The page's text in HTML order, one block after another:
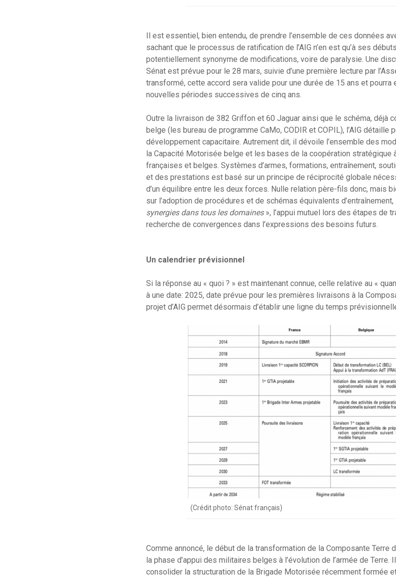
Il est essentiel, bien entendu, de prendre l’ensemble de ces données
sachant que le processus de ratification de l’AIG n’en est qu’à ses
potentiellement synonyme de modifications, voire de paralysie. Une
Sénat est prévue pour le 28 mars, suivie d’une première lecture par
transformé, cette accord sera valide pour une durée de 15 ans et pourra
nouvelles périodes successives de cinq ans.
Outre la livraison de 382 Griffon et 60 Jaguar ainsi que le schéma, déjà
belge (les bureau de programme CaMo, CODIR et COPIL), l’AIG détaille
développement capacitaire. Autrement dit, il dévoile l’ensemble des
la Capacité Motorisée belge et les bases de la coopération
françaises et belges. Systèmes d’armes, formations, entraînement,
et des prestations est basé sur un principe de réciprocité globale
d’un équilibre entre les deux forces. Nulle relation père-fils donc, mais
sur l’adoption de procédures et de schémas équivalents d’entraînement,
synergies dans tous les domaines», l’appui mutuel lors des étapes de
recherche de convergences dans l’expressions des besoins futurs.
Un calendrier prévisionnel
Si la réponse au « quoi ? » est maintenant connue, celle relative au «
à une date: 2025, date prévue pour les premières livraisons à la
projet d’AIG permet désormais d’établir une ligne du temps
(Crédit photo: Sénat français)
Comme annoncé, le début de la transformation de la Composante Terre
la phase d’appui des militaires belges à l’évolution de l’armée de Terre.
consolider la structuration de la Brigade Motorisée récemment formée